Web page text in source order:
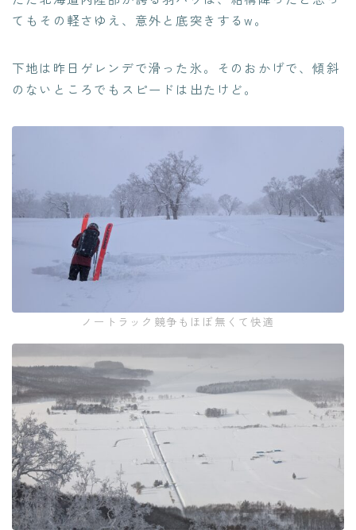
てもその軽さゆえ、意外と底突きするw。
下地は昨日ゲレンデで滑った氷。そのおかげで、傾斜
のないところでもスピードは出たけど。
ノートラック競争もほぼ無くて快適